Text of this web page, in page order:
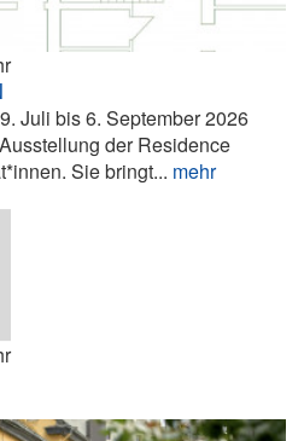
Juli bis 6. September 2026
der Residence
Sie bringt... mehr